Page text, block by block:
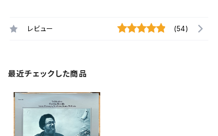
レビュー (54)
最近チェックした商品